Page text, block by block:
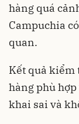
hàng quá
Campuchia
quan.
Kết quả kiểm
hàng phù
khai sai và